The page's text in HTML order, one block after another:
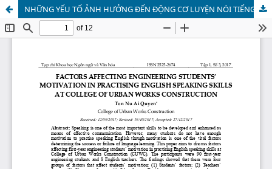
NHỮNG YẾU TỐ ẢNH HƯỞNG ĐẾN ĐỘNG CƠ LUYỆN NÓI TIẾNG ANH CỦA SINH VIÊN KỸ THUẬT TRƯỜNG CAO ĐẲNG XÂY DỰNG CÔNG TRÌNH ĐÔ THỊ